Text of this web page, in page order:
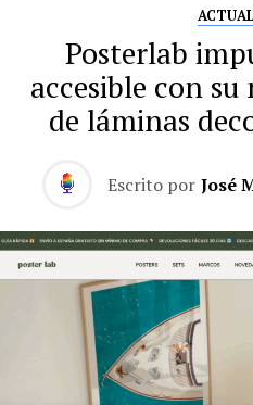
Posterlab
accesible con
de láminas
Escrito por José